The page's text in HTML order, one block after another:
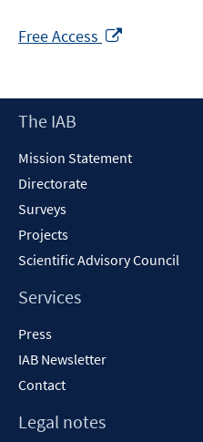
Free Access
new
Footer
The IAB
Mission Statement
Directorate
Surveys
Projects
Scientific Advisory Council
Services
Press
IAB Newsletter
Contact
Legal notes